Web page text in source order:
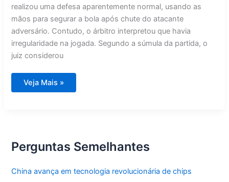
realizou uma defesa aparentemente normal, usando as
mãos para segurar a bola após chute do atacante
adversário. Contudo, o árbitro interpretou que havia
irregularidade na jogada. Segundo a súmula da partida, o
juiz considerou
Árbitro
marca
mãos
Veja Mais »
Perguntas Semelhantes
China avança em tecnologia revolucionária de chips